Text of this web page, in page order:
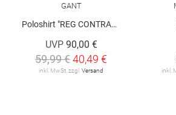
GANT
Poloshirt "REG CONTRAST"
UVP 90,00 €
59,99 €40,49 €
inkl. MwSt. zzgl. Versand inkl.